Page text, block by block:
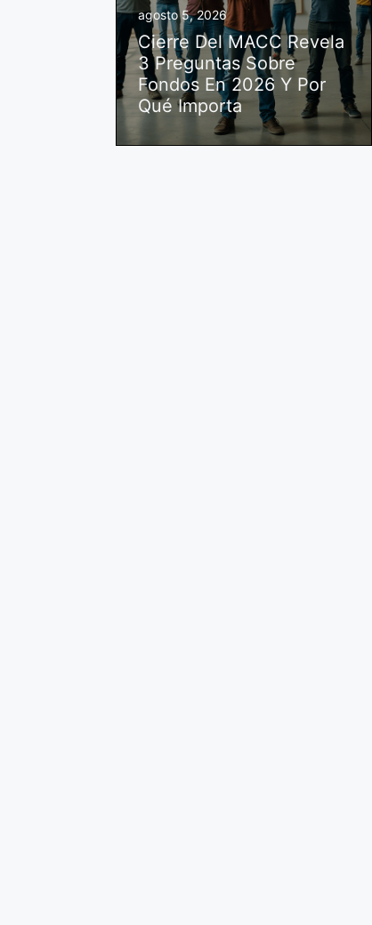
agosto 5, 2026
Cierre Del MACC Revela
3 Preguntas Sobre
Fondos En 2026 Y Por
Qué Importa